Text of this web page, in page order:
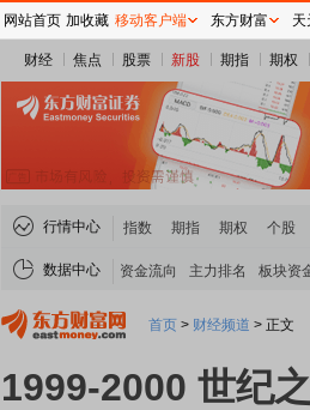
财经 焦点 股票 新股 期指 期权
行情中心 指数 期指 期权 个股
数据中心 资金流向 主力排名 板块资
首页 > 财经频道 > 正文
1999-2000 世纪
网站首页 加收藏 移动客户端 东方财富 天
关